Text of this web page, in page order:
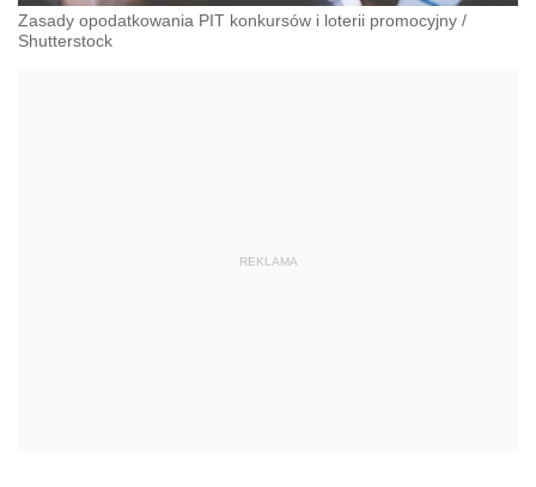
Zasady opodatkowania PIT konkursów i loterii promocyjny /
Shutterstock